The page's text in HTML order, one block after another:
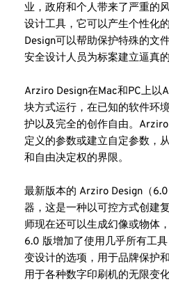
业，政府和个人带来了严重的
设计工具，它可以产生个性化
Design可以帮助保护特殊的文
安全设计人员为标案建立逼真的
Arziro Design在Mac和PC上以
块方式运行，在已知的软件环
护以及完全的创作自由。
定义的参数或建立自定参数，
和自由决定权的界限。
最新版本的 Arziro Design（
器，这是一种以可控方式创建
师现在还可以生成幻像或物体
6.0 版增加了使用几乎所有工
变设计的选项，用于品牌保护
用于各种数字印刷机的无限变化